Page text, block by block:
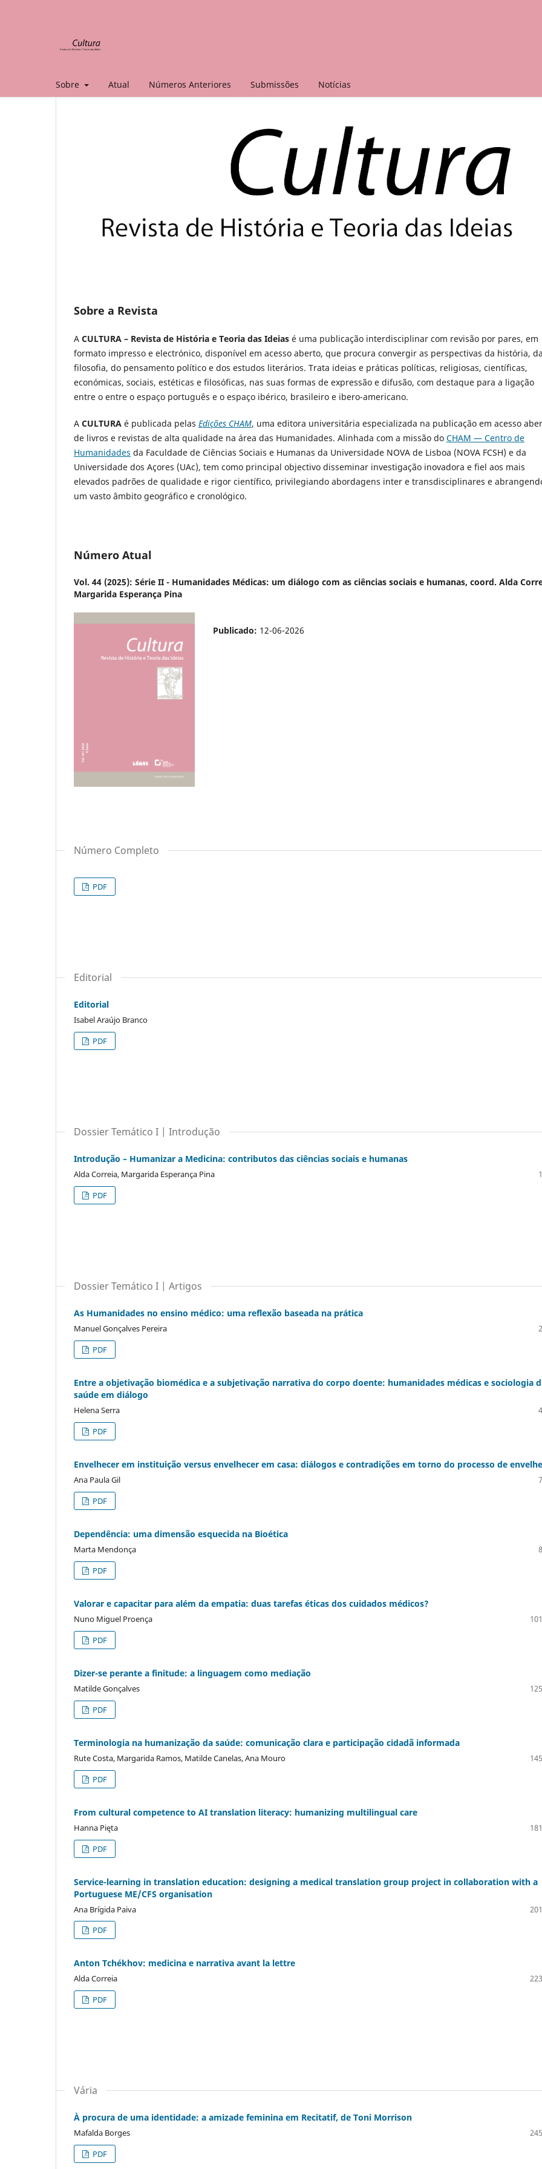
Sobre Atual Números Anteriores Submissões Notícias
Sobre a Revista
A CULTURA – Revista de História e Teoria das Ideias é uma publicação interdisciplinar com revisão por pares, em
formato impresso e electrónico, disponível em acesso aberto, que procura convergir as perspectivas da história,
filosofia, do pensamento político e dos estudos literários. Trata ideias e práticas políticas, religiosas, científicas,
económicas, sociais, estéticas e filosóficas, nas suas formas de expressão e difusão, com destaque para a ligação
entre o entre o espaço português e o espaço ibérico, brasileiro e ibero-americano.
A CULTURA é publicada pelas Edições CHAM, uma editora universitária especializada na publicação em acesso
de livros e revistas de alta qualidade na área das Humanidades. Alinhada com a missão do CHAM — Centro de
Humanidades da Faculdade de Ciências Sociais e Humanas da Universidade NOVA de Lisboa (NOVA FCSH) e da
Universidade dos Açores (UAc), tem como principal objectivo disseminar investigação inovadora e fiel aos mais
elevados padrões de qualidade e rigor científico, privilegiando abordagens inter e transdisciplinares e
um vasto âmbito geográfico e cronológico.
Número Atual
Vol. 44 (2025): Série II - Humanidades Médicas: um diálogo com as ciências sociais e humanas, coord. Alda
Margarida Esperança Pina
Publicado: 12-06-2026
Número Completo
PDF
Editorial
Editorial
Isabel Araújo Branco
PDF
Dossier Temático I | Introdução
​Introdução – Humanizar a Medicina: contributos das ciências sociais e humanas
Alda Correia, Margarida Esperança Pina
PDF
Dossier Temático I | Artigos
As Humanidades no ensino médico: uma reflexão baseada na prática
Manuel Gonçalves Pereira
PDF
Entre a objetivação biomédica e a subjetivação narrativa do corpo doente: humanidades médicas e sociologia
saúde em diálogo
Helena Serra
PDF
Envelhecer em instituição versus envelhecer em casa: diálogos e contradições em torno do processo de
Ana Paula Gil
PDF
Dependência: uma dimensão esquecida na Bioética
Marta Mendonça
PDF
Valorar e capacitar para além da empatia: duas tarefas éticas dos cuidados médicos?
Nuno Miguel Proença
PDF
Dizer-se perante a finitude: a linguagem como mediação
Matilde Gonçalves
PDF
Terminologia na humanização da saúde: comunicação clara e participação cidadã informada
Rute Costa, Margarida Ramos, Matilde Canelas, Ana Mouro
PDF
From cultural competence to AI translation literacy: humanizing multilingual care
Hanna Pięta
PDF
Service-learning in translation education: designing a medical translation group project in collaboration with a
Portuguese ME/CFS organisation
Ana Brígida Paiva
PDF
Anton Tchékhov: medicina e narrativa avant la lettre
Alda Correia
PDF
Vária
À procura de uma identidade: a amizade feminina em Recitatif, de Toni Morrison
Mafalda Borges
PDF